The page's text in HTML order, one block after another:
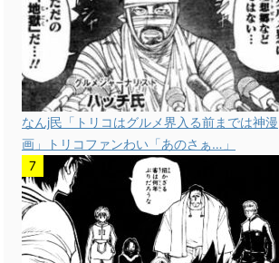
なんj民「トリコはグルメ界入る前までは神漫
画」トリコファンわい「あのさぁ…」